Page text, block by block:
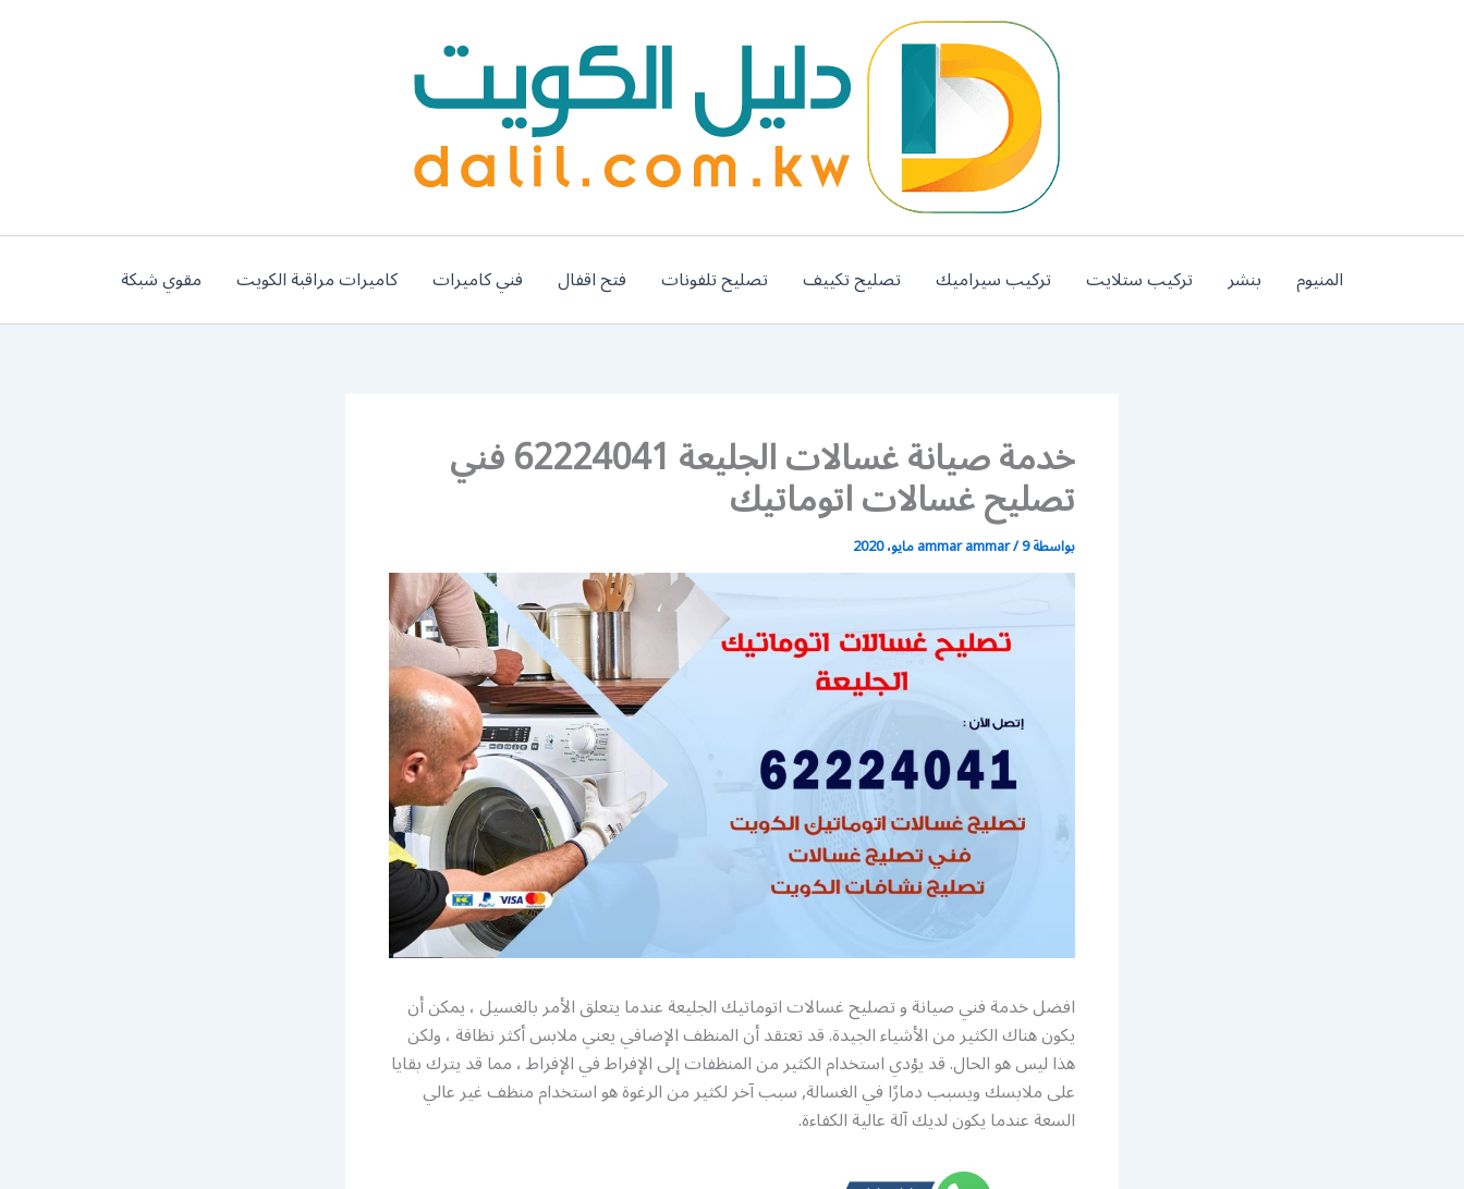
المنيوم بنشر تركيب ستلايت تركيب سيراميك تصليح تكييف تصليح تلفونات فتح اقفال فني كاميرات كاميرات مراقبة الكويت مقوي شبكة
خدمة صيانة غسالات الجليعة 62224041 فني
تصليح غسالات اتوماتيك
بواسطة ammar ammar/9 مايو، 2020
افضل خدمة فني صيانة و تصليح غسالات اتوماتيك الجليعة عندما يتعلق الأمر بالغسيل ، يمكن أن
يكون هناك الكثير من الأشياء الجيدة. قد تعتقد أن المنظف الإضافي يعني ملابس أكثر نظافة ، ولكن
هذا ليس هو الحال. قد يؤدي استخدام الكثير من المنظفات إلى الإفراط في الإفراط ، مما قد يترك بقايا
على ملابسك ويسبب دمارًا في الغسالة, سبب آخر لكثير من الرغوة هو استخدام منظف غير عالي
السعة عندما يكون لديك آلة عالية الكفاءة.